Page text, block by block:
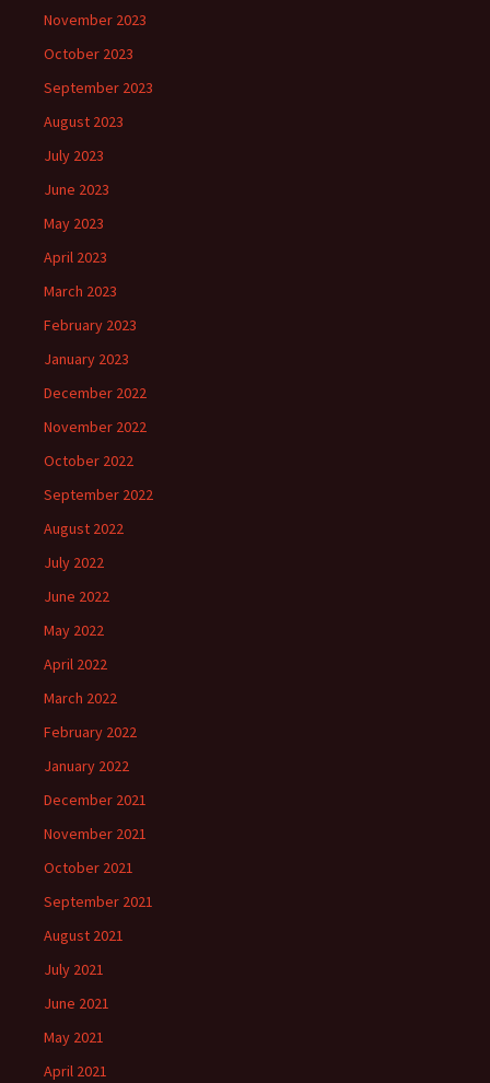
November 2023
October 2023
September 2023
August 2023
July 2023
June 2023
May 2023
April 2023
March 2023
February 2023
January 2023
December 2022
November 2022
October 2022
September 2022
August 2022
July 2022
June 2022
May 2022
April 2022
March 2022
February 2022
January 2022
December 2021
November 2021
October 2021
September 2021
August 2021
July 2021
June 2021
May 2021
April 2021